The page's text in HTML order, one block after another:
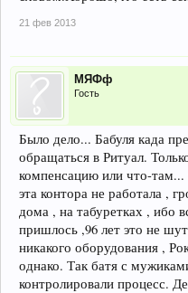
21 фев 2013
МЯФф
Гость
Было дело... Бабуля када
обращаться в Ритуал.
компенсацию или что-
эта контора не работала ,
дома , на табуретках , ибо
пришлось ,96 лет это не
никакого оборудования ,
однако. Так батя с
контролировали процесс.